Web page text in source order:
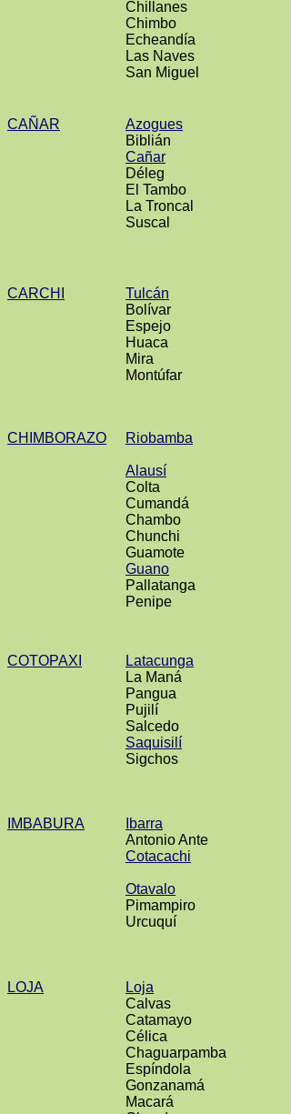
Chillanes
Chimbo
Echeandía
Las Naves
San Miguel
CARCHI
Tulcán
Bolívar
Espejo
Huaca
Mira
Montúfar
CHIMBORAZO Riobamba
Alausí
Colta
Cumandá
Chambo
Chunchi
Guamote
Guano
Pallatanga
Penipe
COTOPAXI
Latacunga
La Maná
Pangua
Pujilí
Salcedo
Saquisilí
Sigchos
IMBABURA
Ibarra
Antonio Ante
Cotacachi
Otavalo
Pimampiro
Urcuquí
LOJA
Loja
Calvas
Catamayo
Célica
Chaguarpamba
Espíndola
Gonzanamá
Macará
CAÑAR
Azogues
Biblián
Cañar
Déleg
El Tambo
La Troncal
Suscal